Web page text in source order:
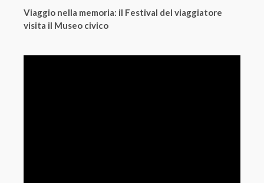
Viaggio nella memoria: il Festival del viaggiatore
visita il Museo civico